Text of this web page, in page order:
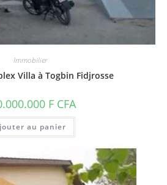
Immobilier
Villa à Togbin Fidjrosse
F CFA
au panier